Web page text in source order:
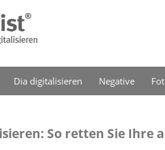
Dia digitalisieren Negative
So retten Sie Ihre